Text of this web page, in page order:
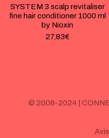
SYSTEM 3 scalp revitaliser
fine hair conditioner 1000 ml
by Nioxin
27,83€
© 2008-2024 |